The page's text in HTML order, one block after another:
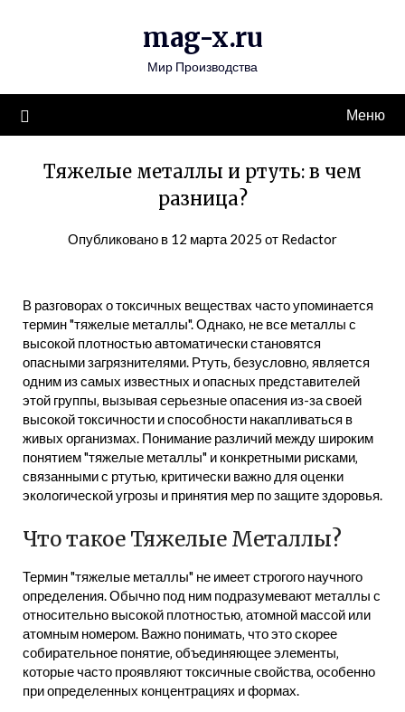
mag-x.ru
Мир Производства
Меню
Тяжелые металлы и ртуть: в чем
разница?
Опубликовано в 12 марта 2025 от Redactor
В разговорах о токсичных веществах часто упоминается
термин "тяжелые металлы". Однако‚ не все металлы с
высокой плотностью автоматически становятся
опасными загрязнителями. Ртуть‚ безусловно‚ является
одним из самых известных и опасных представителей
этой группы‚ вызывая серьезные опасения из-за своей
высокой токсичности и способности накапливаться в
живых организмах. Понимание различий между широким
понятием "тяжелые металлы" и конкретными рисками‚
связанными с ртутью‚ критически важно для оценки
экологической угрозы и принятия мер по защите здоровья.
Что такое Тяжелые Металлы?
Термин "тяжелые металлы" не имеет строгого научного
определения. Обычно под ним подразумевают металлы с
относительно высокой плотностью‚ атомной массой или
атомным номером. Важно понимать‚ что это скорее
собирательное понятие‚ объединяющее элементы‚
которые часто проявляют токсичные свойства‚ особенно
при определенных концентрациях и формах.